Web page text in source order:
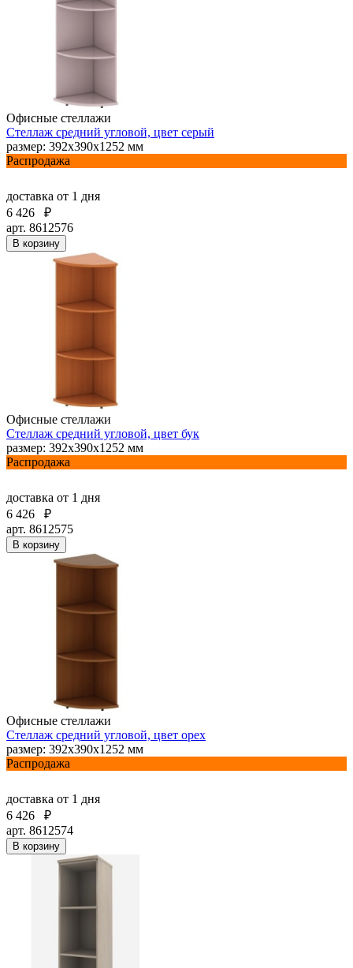
Офисные стеллажи
Стеллаж средний угловой, цвет серый
размер: 392х390х1252 мм
Распродажа
доставка от 1 дня
6 426
₽
арт. 8612576
В корзину
Офисные стеллажи
Стеллаж средний угловой, цвет бук
размер: 392х390х1252 мм
Распродажа
доставка от 1 дня
6 426
₽
арт. 8612575
В корзину
Офисные стеллажи
Стеллаж средний угловой, цвет орех
размер: 392х390х1252 мм
Распродажа
доставка от 1 дня
6 426
₽
арт. 8612574
В корзину